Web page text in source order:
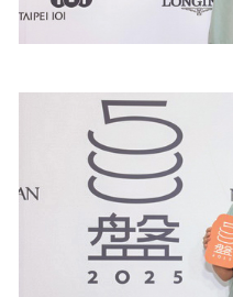
歷史區
活動實況記錄
媒體報導一覽
合作與代言
訂閱電子報